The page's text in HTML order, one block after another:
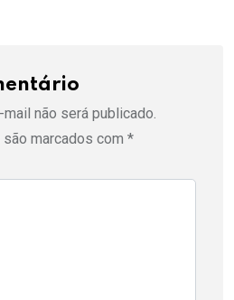
não será publicado.
marcados com *